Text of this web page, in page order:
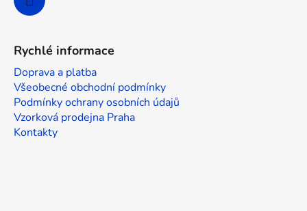
Rychlé informace
Doprava a platba
Všeobecné obchodní podmínky
Podmínky ochrany osobních údajů
Vzorková prodejna Praha
Kontakty